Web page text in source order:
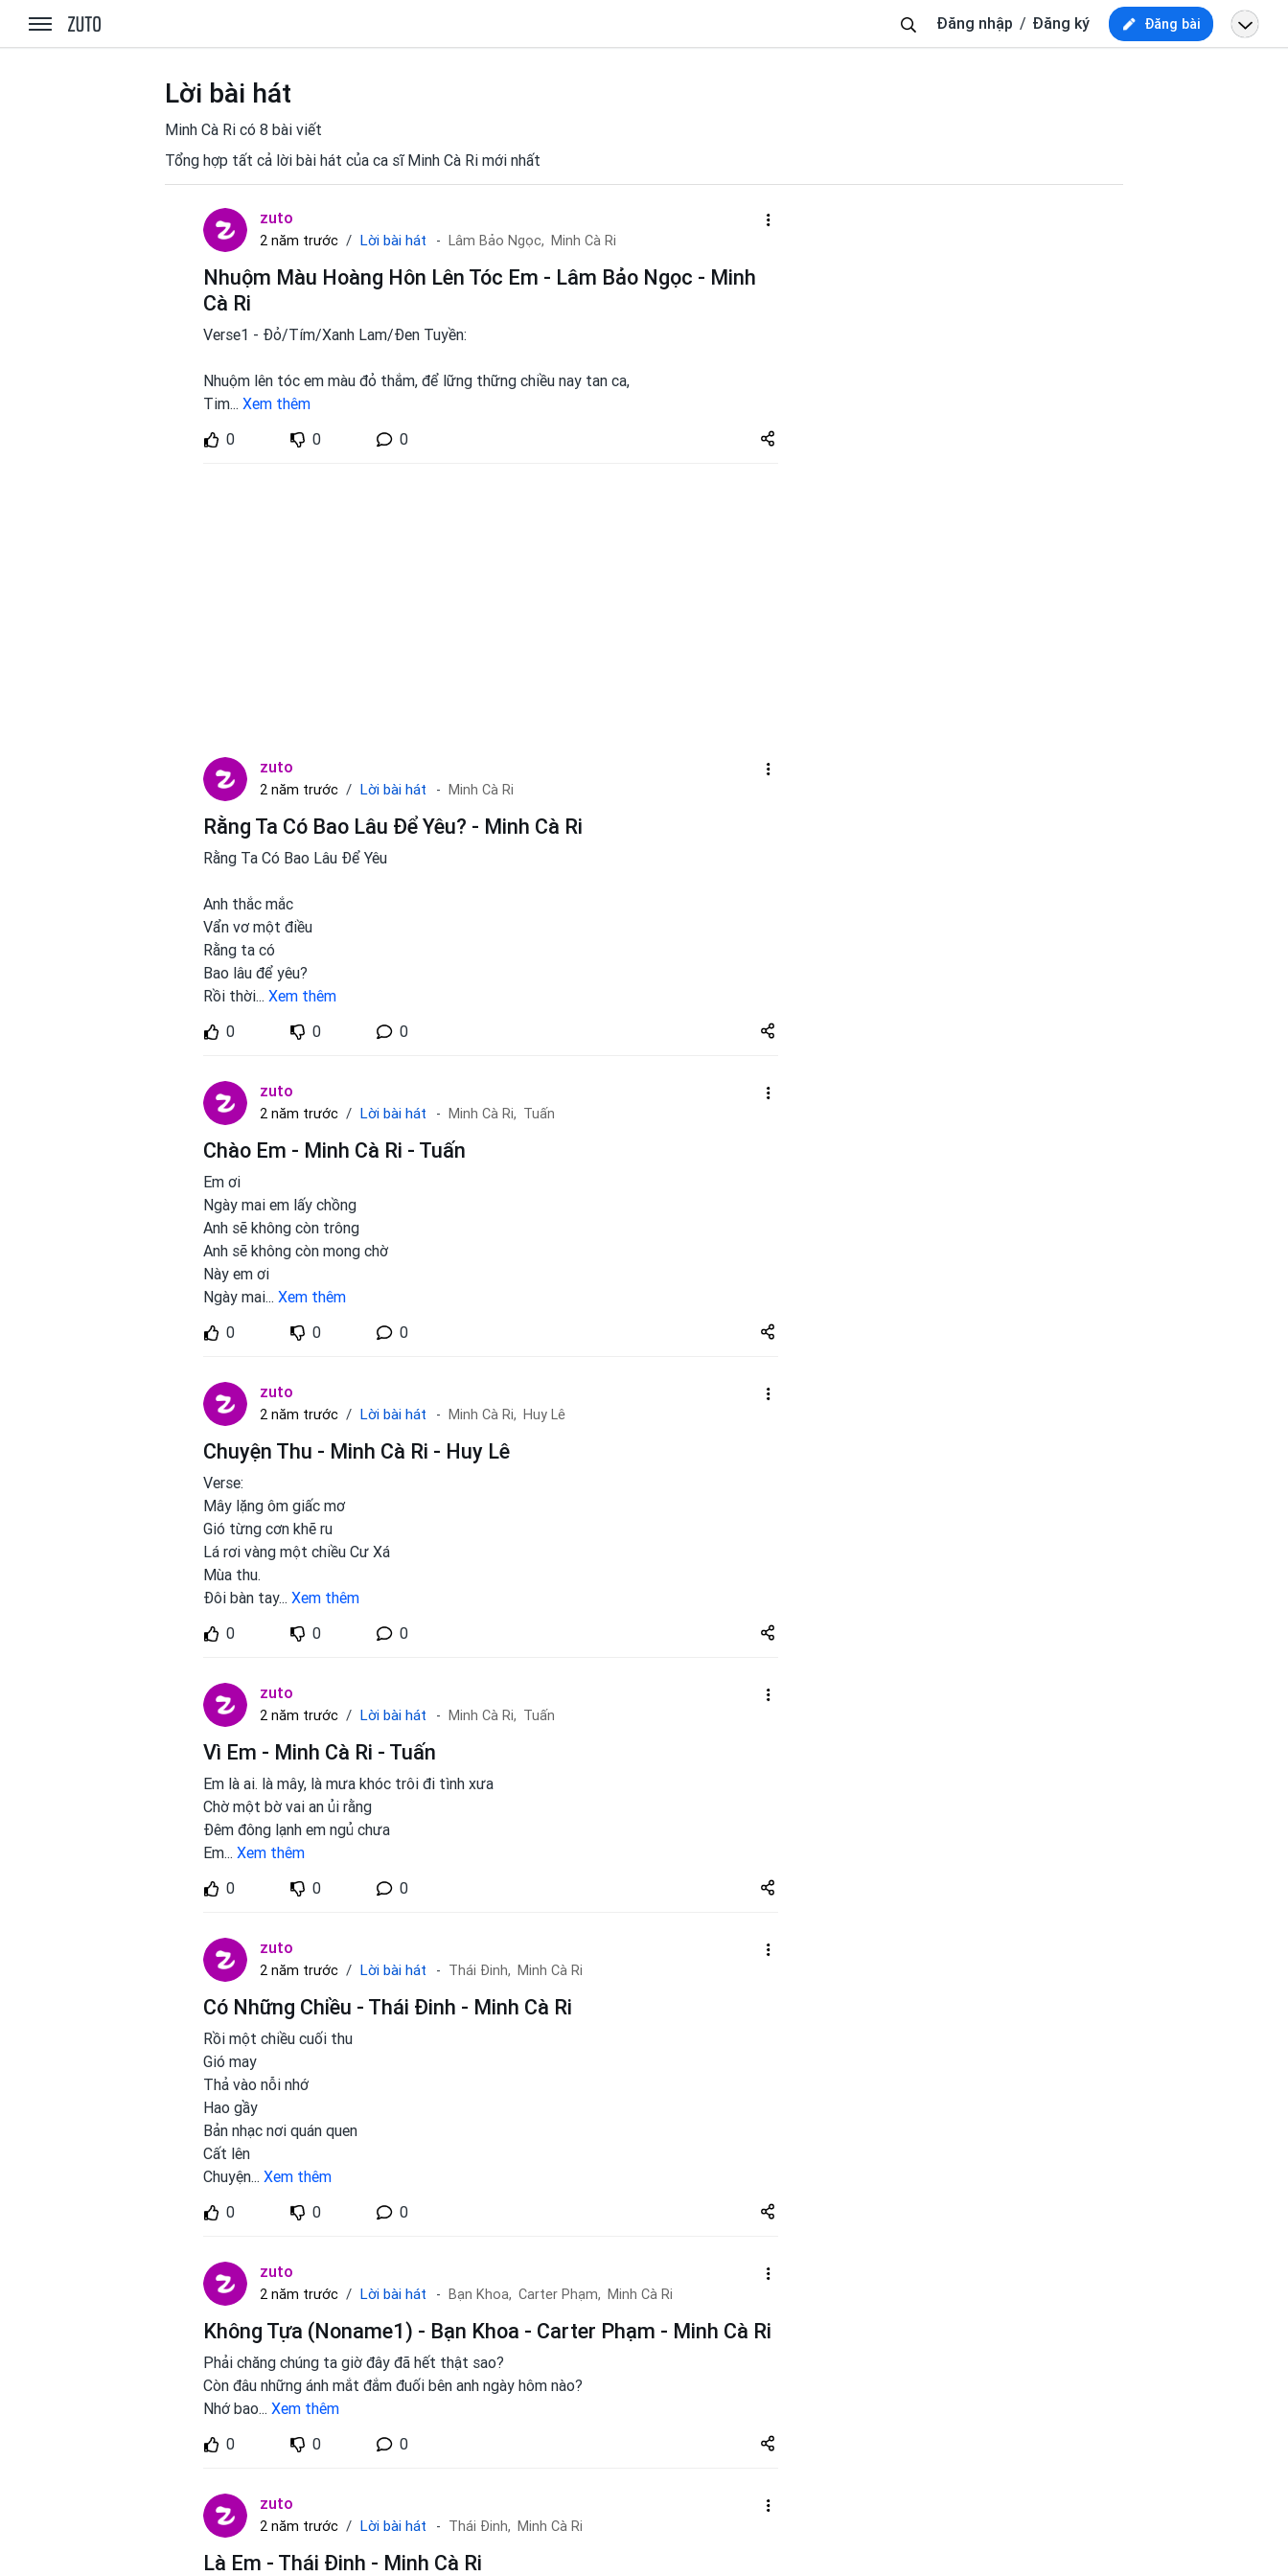
zuto.vn
kiếm
Đăng nhập Đăng ký Đăng bài
Lời bài hát
Minh Cà Ri có 8 bài viết
Tổng hợp tất cả lời bài hát của ca sĩ Minh Cà Ri mới nhất
zuto
2 năm trước Lời bài hát Lâm Bảo Ngọc, Minh Cà Ri
Nhuộm Màu Hoàng Hôn Lên Tóc Em - Lâm Bảo Ngọc - Minh
Cà Ri
Verse1 - Đỏ/Tím/Xanh Lam/Đen Tuyền:
Nhuộm lên tóc em màu đỏ thắm, để lững thững chiều nay tan ca,
Tim... Xem thêm
0
0 0
Share
zuto.vn
zuto
2 năm trước Lời bài hát Minh Cà Ri
Rằng Ta Có Bao Lâu Để Yêu? - Minh Cà Ri
Rằng Ta Có Bao Lâu Để Yêu
Anh thắc mắc
Vẩn vơ một điều
Rằng ta có
Bao lâu để yêu?
Rồi thời... Xem thêm
0
0 0
Share
zuto.vn
zuto
2 năm trước Lời bài hát Minh Cà Ri, Tuấn
Chào Em - Minh Cà Ri - Tuấn
Em ơi
Ngày mai em lấy chồng
Anh sẽ không còn trông
Anh sẽ không còn mong chờ
Này em ơi
Ngày mai... Xem thêm
0
0 0
Share
zuto.vn
zuto
2 năm trước Lời bài hát Minh Cà Ri, Huy Lê
Chuyện Thu - Minh Cà Ri - Huy Lê
Verse:
Mây lặng ôm giấc mơ
Gió từng cơn khẽ ru
Lá rơi vàng một chiều Cư Xá
Mùa thu.
Đôi bàn tay... Xem thêm
0
0 0
Share
zuto.vn
zuto
2 năm trước Lời bài hát Minh Cà Ri, Tuấn
Vì Em - Minh Cà Ri - Tuấn
Em là ai. là mây, là mưa khóc trôi đi tình xưa
Chờ một bờ vai an ủi rằng
Đêm đông lạnh em ngủ chưa
Em... Xem thêm
0
0 0
Share
zuto.vn
zuto
2 năm trước Lời bài hát Thái Đinh, Minh Cà Ri
Có Những Chiều - Thái Đinh - Minh Cà Ri
Rồi một chiều cuối thu
Gió may
Thả vào nỗi nhớ
Hao gầy
Bản nhạc nơi quán quen
Cất lên
Chuyện... Xem thêm
0
0 0
Share
zuto.vn
zuto
2 năm trước Lời bài hát Bạn Khoa, Carter Phạm, Minh Cà Ri
Không Tựa (Noname1) - Bạn Khoa - Carter Phạm - Minh Cà Ri
Phải chăng chúng ta giờ đây đã hết thật sao?
Còn đâu những ánh mắt đắm đuối bên anh ngày hôm nào?
Nhớ bao... Xem thêm
0
0 0
Share
zuto.vn
zuto
2 năm trước Lời bài hát Thái Đinh, Minh Cà Ri
Là Em - Thái Đinh - Minh Cà Ri